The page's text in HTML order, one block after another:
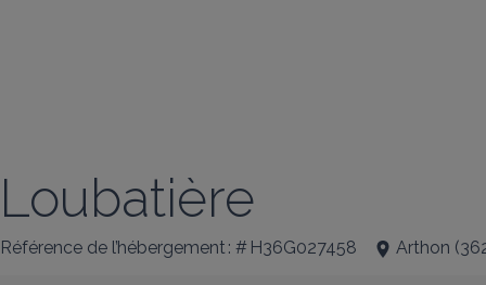
Loubatière
Référence de l’hébergement : # H36G027458 Arthon (